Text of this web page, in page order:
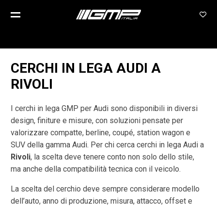
CERCHI IN LEGA AUDI A
RIVOLI
I cerchi in lega GMP per Audi sono disponibili in diversi
design, finiture e misure, con soluzioni pensate per
valorizzare compatte, berline, coupé, station wagon e
SUV della gamma Audi. Per chi cerca cerchi in lega Audi a
Rivoli, la scelta deve tenere conto non solo dello stile,
ma anche della compatibilità tecnica con il veicolo.
La scelta del cerchio deve sempre considerare modello
dell’auto, anno di produzione, misura, attacco, offset e